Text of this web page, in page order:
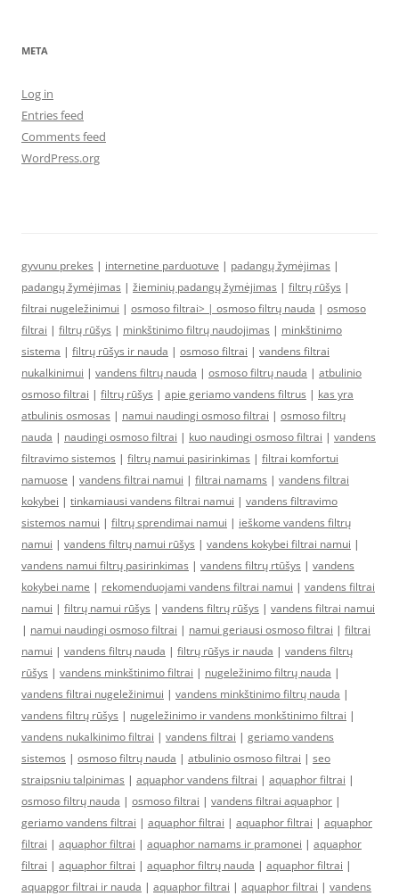
META
Log in
Entries feed
Comments feed
WordPress.org
gyvunu prekes | internetine parduotuve | padangų žymėjimas |
padangų žymėjimas | žieminių padangų žymėjimas | filtrų rūšys |
filtrai nugeležinimui | osmoso filtrai> | osmoso filtrų nauda | osmoso
filtrai | filtrų rūšys | minkštinimo filtrų naudojimas | minkštinimo
sistema | filtrų rūšys ir nauda | osmoso filtrai | vandens filtrai
nukalkinimui | vandens filtrų nauda | osmoso filtrų nauda | atbulinio
osmoso filtrai | filtrų rūšys | apie geriamo vandens filtrus | kas yra
atbulinis osmosas | namui naudingi osmoso filtrai | osmoso filtrų
nauda | naudingi osmoso filtrai | kuo naudingi osmoso filtrai | vandens
filtravimo sistemos | filtrų namui pasirinkimas | filtrai komfortui
namuose | vandens filtrai namui | filtrai namams | vandens filtrai
kokybei | tinkamiausi vandens filtrai namui | vandens filtravimo
sistemos namui | filtrų sprendimai namui | ieškome vandens filtrų
namui | vandens filtrų namui rūšys | vandens kokybei filtrai namui |
vandens namui filtrų pasirinkimas | vandens filtrų rtūšys | vandens
kokybei name | rekomenduojami vandens filtrai namui | vandens filtrai
namui | filtrų namui rūšys | vandens filtrų rūšys | vandens filtrai namui
| namui naudingi osmoso filtrai | namui geriausi osmoso filtrai | filtrai
namui | vandens filtrų nauda | filtrų rūšys ir nauda | vandens filtrų
rūšys | vandens minkštinimo filtrai | nugeležinimo filtrų nauda |
vandens filtrai nugeležinimui | vandens minkštinimo filtrų nauda |
vandens filtrų rūšys | nugeležinimo ir vandens monkštinimo filtrai |
vandens nukalkinimo filtrai | vandens filtrai | geriamo vandens
sistemos | osmoso filtrų nauda | atbulinio osmoso filtrai | seo
straipsniu talpinimas | aquaphor vandens filtrai | aquaphor filtrai |
osmoso filtrų nauda | osmoso filtrai | vandens filtrai aquaphor |
geriamo vandens filtrai | aquaphor filtrai | aquaphor filtrai | aquaphor
filtrai | aquaphor filtrai | aquaphor namams ir pramonei | aquaphor
filtrai | aquaphor filtrai | aquaphor filtrų nauda | aquaphor filtrai |
aquapgor filtrai ir nauda | aquaphor filtrai | aquaphor filtrai | vandens